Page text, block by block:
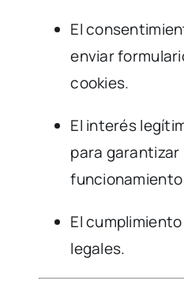
El
enviar
cookies.
El interés
para garantizar
El
legales.